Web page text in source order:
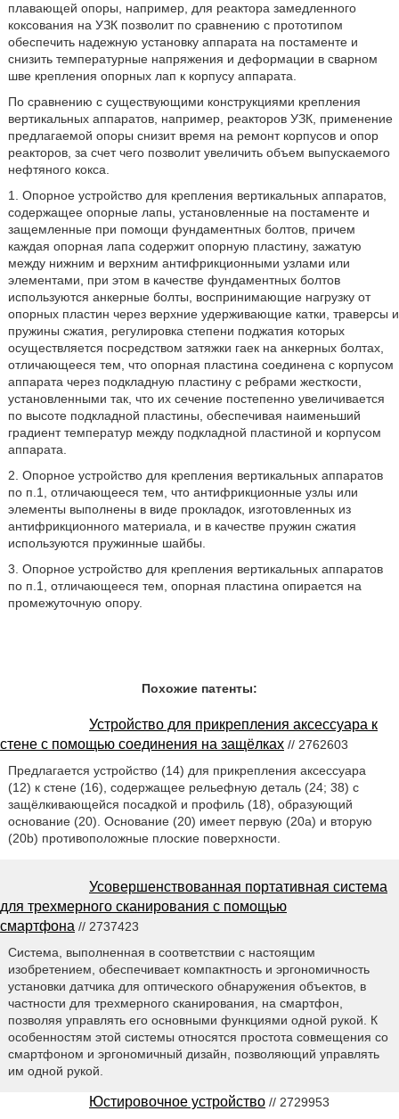
плавающей опоры, например, для реактора замедленного
коксования на УЗК позволит по сравнению с прототипом
обеспечить надежную установку аппарата на постаменте и
снизить температурные напряжения и деформации в сварном
шве крепления опорных лап к корпусу аппарата.
По сравнению с существующими конструкциями крепления
вертикальных аппаратов, например, реакторов УЗК, применение
предлагаемой опоры снизит время на ремонт корпусов и опор
реакторов, за счет чего позволит увеличить объем выпускаемого
нефтяного кокса.
1. Опорное устройство для крепления вертикальных аппаратов,
содержащее опорные лапы, установленные на постаменте и
защемленные при помощи фундаментных болтов, причем
каждая опорная лапа содержит опорную пластину, зажатую
между нижним и верхним антифрикционными узлами или
элементами, при этом в качестве фундаментных болтов
используются анкерные болты, воспринимающие нагрузку от
опорных пластин через верхние удерживающие катки, траверсы и
пружины сжатия, регулировка степени поджатия которых
осуществляется посредством затяжки гаек на анкерных болтах,
отличающееся тем, что опорная пластина соединена с корпусом
аппарата через подкладную пластину с ребрами жесткости,
установленными так, что их сечение постепенно увеличивается
по высоте подкладной пластины, обеспечивая наименьший
градиент температур между подкладной пластиной и корпусом
аппарата.
2. Опорное устройство для крепления вертикальных аппаратов
по п.1, отличающееся тем, что антифрикционные узлы или
элементы выполнены в виде прокладок, изготовленных из
антифрикционного материала, и в качестве пружин сжатия
используются пружинные шайбы.
3. Опорное устройство для крепления вертикальных аппаратов
по п.1, отличающееся тем, опорная пластина опирается на
промежуточную опору.
Похожие патенты:
Устройство для прикрепления аксессуара к
стене с помощью соединения на защёлках // 2762603
Предлагается устройство (14) для прикрепления аксессуара
(12) к стене (16), содержащее рельефную деталь (24; 38) с
защёлкивающейся посадкой и профиль (18), образующий
основание (20). Основание (20) имеет первую (20а) и вторую
(20b) противоположные плоские поверхности.
Усовершенствованная портативная система
для трехмерного сканирования с помощью
смартфона // 2737423
Система, выполненная в соответствии с настоящим
изобретением, обеспечивает компактность и эргономичность
установки датчика для оптического обнаружения объектов, в
частности для трехмерного сканирования, на смартфон,
позволяя управлять его основными функциями одной рукой. К
особенностям этой системы относятся простота совмещения со
смартфоном и эргономичный дизайн, позволяющий управлять
им одной рукой.
Юстировочное устройство // 2729953